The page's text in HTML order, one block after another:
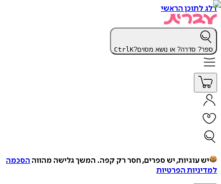
דלג לתוכן הראשי
ספר? סדרה? או נושא מסוים? CtrlK
יש עוגיות, יש ספרים, חסר רק קפה. המשך גלישה מהווה הסכמה
למדיניות הפרטיות